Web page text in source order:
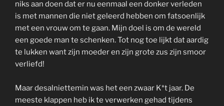
niks aan doen dat er nu eenmaal een donker verleden
is met mannen die niet geleerd hebben om fatsoenlijk
met een vrouw om te gaan. Mijn doel is om de wereld
een goede man te schenken. Tot nog toe lijkt dat aardig
te lukken want zijn moeder en zijn grote zus zijn smoor
verliefd!
Maar desalniettemin was het een zwaar K*t jaar. De
meeste klappen heb ik te verwerken gehad tijdens